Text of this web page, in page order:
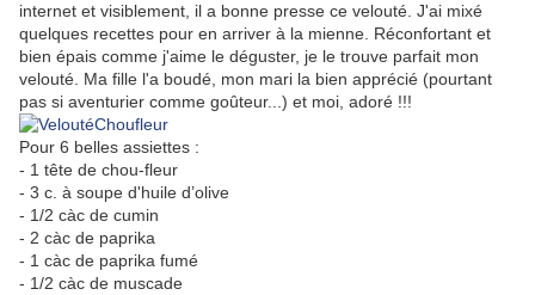
internet et visiblement, il a bonne presse ce velouté. J'ai mixé
quelques recettes pour en arriver à la mienne. Réconfortant et
bien épais comme j'aime le déguster, je le trouve parfait mon
velouté. Ma fille l'a boudé, mon mari la bien apprécié (pourtant
pas si aventurier comme goûteur...) et moi, adoré !!!
Pour 6 belles assiettes :
- 1 tête de chou-fleur
- 3 c. à soupe d'huile d’olive
- 1/2 càc de cumin
- 2 càc de paprika
- 1 càc de paprika fumé
- 1/2 càc de muscade